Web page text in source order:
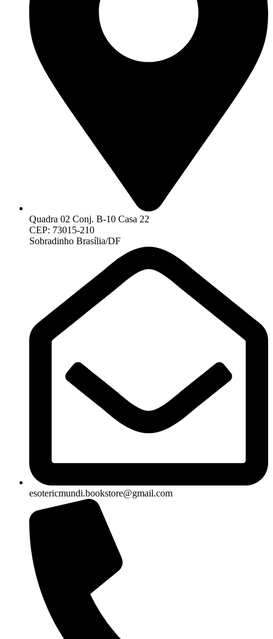
Quadra 02 Conj. B-10 Casa 22
CEP: 73015-210
Sobradinho Brasília/DF
esotericmundi.bookstore@gmail.com